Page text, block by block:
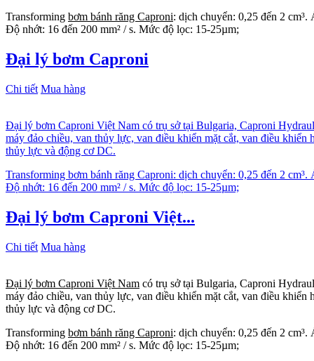
Transforming bơm bánh răng Caproni: dịch chuyển: 0,25 đến 2
Độ nhớt: 16 đến 200 mm² / s. Mức độ lọc: 15-25µm;
Đại lý bơm Caproni
Chi tiết Mua hàng
Đại lý bơm Caproni Việt Nam có trụ sở tại Bulgaria, Caproni
máy đảo chiều, van thủy lực, van điều khiển mặt cắt, van điều
thủy lực và động cơ DC.
Transforming bơm bánh răng Caproni: dịch chuyển: 0,25 đến 2
Độ nhớt: 16 đến 200 mm² / s. Mức độ lọc: 15-25µm;
Đại lý bơm Caproni Việt...
Chi tiết Mua hàng
Đại lý bơm Caproni Việt Nam có trụ sở tại Bulgaria, Caproni
máy đảo chiều, van thủy lực, van điều khiển mặt cắt, van điều
thủy lực và động cơ DC.
Transforming bơm bánh răng Caproni: dịch chuyển: 0,25 đến 2
Độ nhớt: 16 đến 200 mm² / s. Mức độ lọc: 15-25µm;